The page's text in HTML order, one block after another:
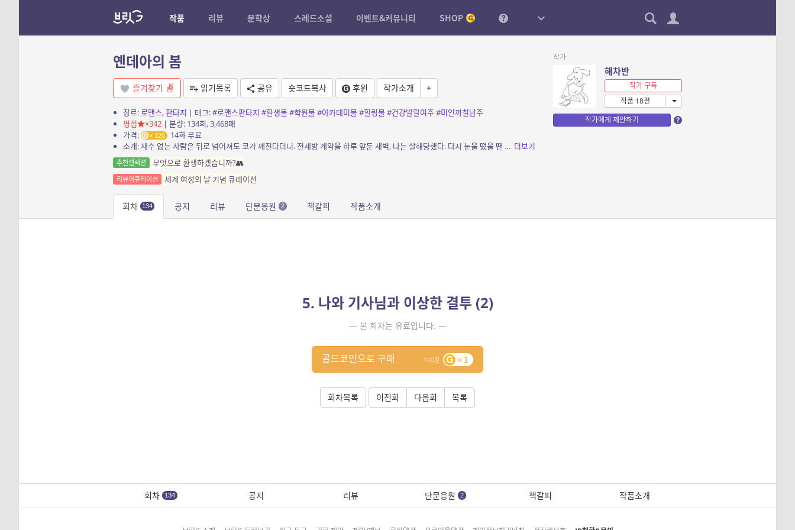
작품 리뷰 문학상 스레드소설 이벤트&커뮤니티 SHOP
옌데아의 봄
즐겨찾기 읽기목록 공유 숏코드복사 후원 작가소개 +
장르:로맨스, 판타지 | 태그:#로맨스판타지 #환생물#학원물#아카데미물#힐링물#건강발랄여주#미인까칠남주
평점
×342| 분량: 134회, 3,468매
가격:
120
14화 무료
소개: 재수 없는 사람은 뒤로 넘어져도 코가 깨진다더니. 전세방 계약을 하루 앞둔 새벽, 나는 살해당했다. 다시 눈을 떴을 땐 이계의 황녀도, 공주도, 공녀도, 마법사도, 기사도 아니었다... 더보기
추천셀렉션 무엇으로 환생하겠습니까?👥
리뷰어큐레이션 세계 여성의 날 기념 큐레이션
작가
해차반
작가 구독
작품 18편
작가에게 제안하기
회차 134 공지 리뷰 단문응원 2 책갈피 작품소개
5. 나와 기사님과 이상한 결투 (2)
— 본 회차는 유료입니다. —
100 1
골드코인으로 구매
회차목록 이전회 다음회 목록
회차 134 공지 리뷰 단문응원 2 책갈피 작품소개